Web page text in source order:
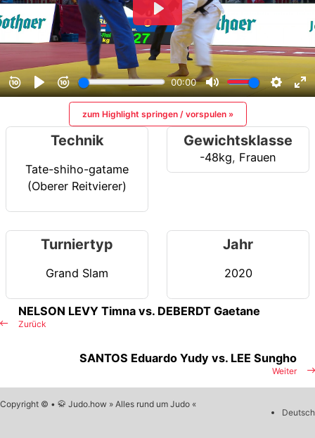
zum Highlight springen / vorspulen »
Technik
Tate-shiho-gatame
(Oberer Reitvierer)
Gewichtsklasse
-48kg, Frauen
Turniertyp
Grand Slam
Jahr
2020
Zurück
NELSON LEVY Timna vs. DEBERDT Gaetane
Weiter
SANTOS Eduardo Yudy vs. LEE Sungho
Copyright © • 🥋 Judo.how » Alles rund um Judo «
Deutsch